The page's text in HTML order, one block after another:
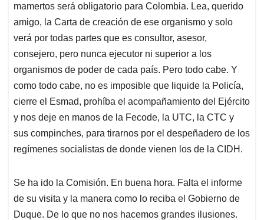
mamertos será obligatorio para Colombia. Lea, querido
amigo, la Carta de creación de ese organismo y solo
verá por todas partes que es consultor, asesor,
consejero, pero nunca ejecutor ni superior a los
organismos de poder de cada país. Pero todo cabe. Y
como todo cabe, no es imposible que liquide la Policía,
cierre el Esmad, prohíba el acompañamiento del Ejército
y nos deje en manos de la Fecode, la UTC, la CTC y
sus compinches, para tirarnos por el despeñadero de los
regímenes socialistas de donde vienen los de la CIDH.
Se ha ido la Comisión. En buena hora. Falta el informe
de su visita y la manera como lo reciba el Gobierno de
Duque. De lo que no nos hacemos grandes ilusiones.